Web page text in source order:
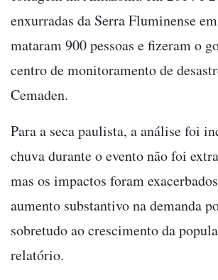
enxurradas da Serra Fluminense
mataram 900 pessoas e fizeram o
centro de monitoramento de
Cemaden.
Para a seca paulista, a análise foi
chuva durante o evento não foi
mas os impactos foram
aumento substantivo na demanda
sobretudo ao crescimento da
relatório.